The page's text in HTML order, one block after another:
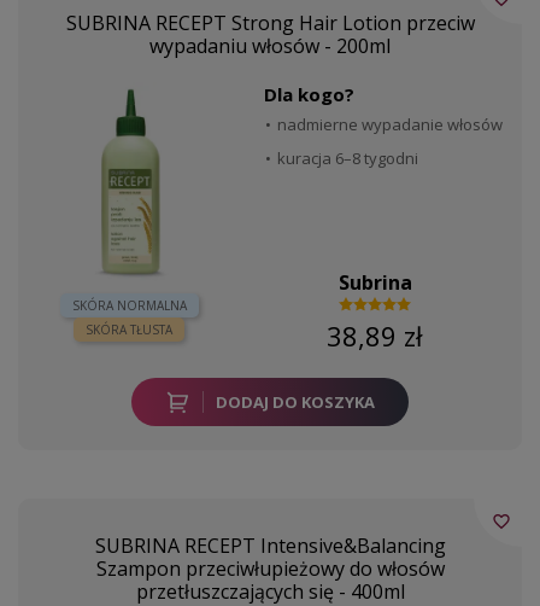
SUBRINA RECEPT Strong Hair Lotion przeciw
wypadaniu włosów - 200ml
SKÓRA NORMALNA
SKÓRA TŁUSTA
Dla kogo?
nadmierne wypadanie włosów
kuracja 6–8 tygodni
Subrina
38,89 zł
DODAJ DO KOSZYKA
SUBRINA RECEPT Intensive&Balancing
Szampon przeciwłupieżowy do włosów
przetłuszczających się - 400ml
favorite_border